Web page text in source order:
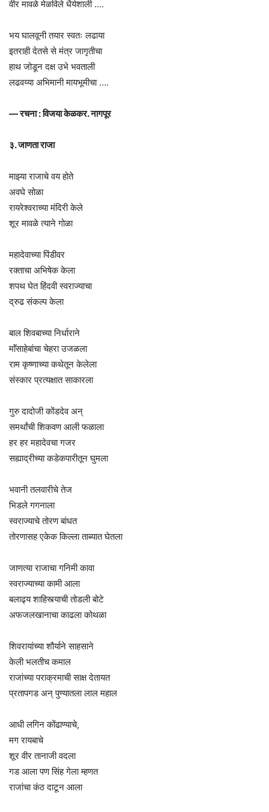
वीर मावळे मेळविले धैर्यशाली ….
भय घालवूनी तयार स्वतः लढाया
इतराही देतसे से मंत्र जागृतीचा
हाथ जोडून दक्ष उभे भवताली
लढवय्या अभिमानी मायभूमीचा ….
— रचना : विजया केळकर. नागपूर
३. जाणता राजा
माझ्या राजाचे वय होते
अवघे सोळा
रायरेश्वराच्या मंदिरी केले
शूर मावळे त्याने गोळा
महादेवाच्या पिंडीवर
रक्ताचा अभिषेक केला
शपथ घेत हिंदवी स्वराज्याचा
द्रुढ संकल्प केला
बाल शिवबाच्या निर्धाराने
माॅंसाहेबांचा चेहरा उजळला
राम कृष्णाच्या कथेतून केलेला
संस्कार प्रत्यक्षात साकारला
गुरु दादोजी कोंडदेव अन्
समर्थांची शिकवण आली फळाला
हर हर महादेवचा गजर
सह्याद्रीच्या कडेकपारीतून घुमला
भवानी तलवारीचे तेज
भिडले गगनाला
स्वराज्याचे तोरण बांधत
तोरणासह एकेक किल्ला ताब्यात घेतला
जाणत्या राजाचा गनिमी कावा
स्वराज्याच्या कामी आला
बलाढ्य शाहिस्त्याची तोडली बोटे
अफजलखानाचा काढला कोथळा
शिवरायांच्या शौर्याने साहसाने
केली भलतीच कमाल
राजांच्या पराक्रमाची साक्ष देतायत
प्रतापगड अन् पुण्यातला लाल महाल
आधी लगिन कोंढाण्याचे,
मग रायबाचे
शूर वीर तानाजी वदला
गड आला पण सिंह गेला म्हणत
राजांचा कंठ दाटून आला